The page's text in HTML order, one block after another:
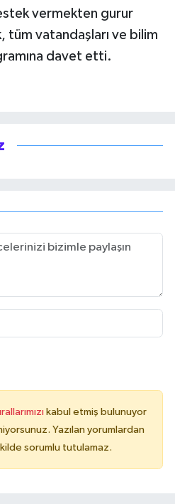
vermekten gurur
tüm vatandaşları ve bilim
davet etti.
kabul etmiş bulunuyor
Yazılan yorumlardan
sorumlu tutulamaz.